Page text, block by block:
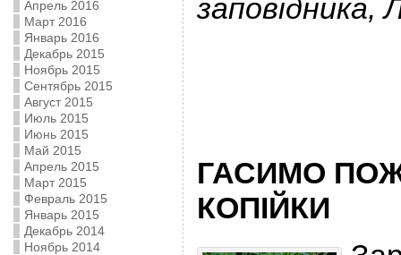
Апрель 2016
Март 2016
Январь 2016
Декабрь 2015
Ноябрь 2015
Сентябрь 2015
Август 2015
Июль 2015
Июнь 2015
Май 2015
Апрель 2015
Март 2015
Февраль 2015
Январь 2015
Декабрь 2014
Ноябрь 2014
заповідника,
ГАСИМО
КОПІЙКИ